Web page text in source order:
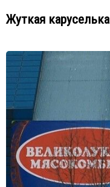
Жуткая каруселька